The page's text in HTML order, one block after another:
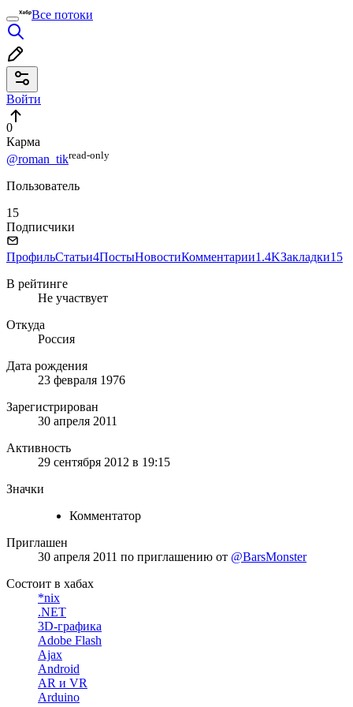
Все потоки
Войти
0
Карма
@roman_tikread⁠-⁠only
Пользователь
15
Подписчики
ПрофильСтатьи4ПостыНовостиКомментарии1.4KЗакладки15
В рейтинге
Не участвует
Откуда
Россия
Дата рождения
23 февраля 1976
Зарегистрирован
30 апреля 2011
Активность
29 сентября 2012 в 19:15
Значки
Комментатор
Приглашен
30 апреля 2011 по приглашению от @BarsMonster
Состоит в хабах
*nix
.NET
3D-графика
Adobe Flash
Ajax
Android
AR и VR
Arduino